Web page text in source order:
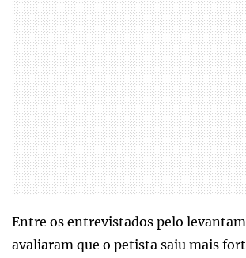
Entre os entrevistados pelo
avaliaram que o petista saiu mais